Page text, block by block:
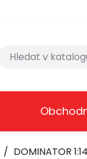
DOMINATOR